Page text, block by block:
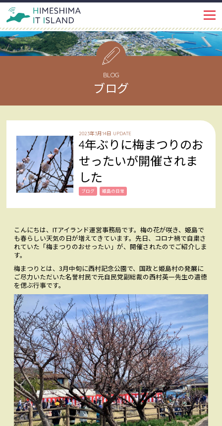
PROJECT IT ISLANDとは
イベント・トピックス
姫島ではたらく
インタビュー
LIFE 姫島で暮らす
ABOUT 姫島を知る
CONTACT お問い合わせ
ACCESS
BLOG
ブログ
2023年3月14日 UPDATE
4年ぶりに梅まつりのお
せったいが開催されま
した
ブログ 姫島の日常
こんにちは、ITアイランド運営事務局です。梅の花が咲き、姫島で
も春らしい天気の日が増えてきています。先日、コロナ禍で自粛さ
れていた「梅まつりのおせったい」が、開催されたのでご紹介しま
す。
梅まつりとは、3月中旬に西村記念公園で、国政と姫島村の発展に
ご尽力いただいた名誉村民で元自民党副総裁の西村英一先生の遺徳
を偲ぶ行事です。